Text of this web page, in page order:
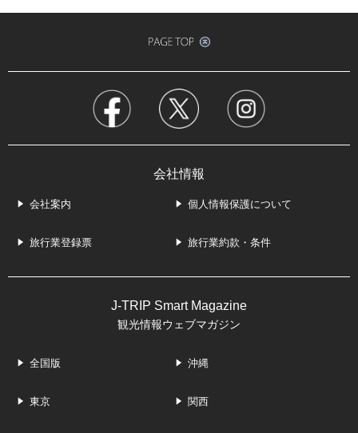
会社情報
会社案内 個人情報保護について
旅行業登録票 旅行業約款・条件
J-TRIP Smart Magazine
観光情報ウェブマガジン
全国版 沖縄
東京 関西